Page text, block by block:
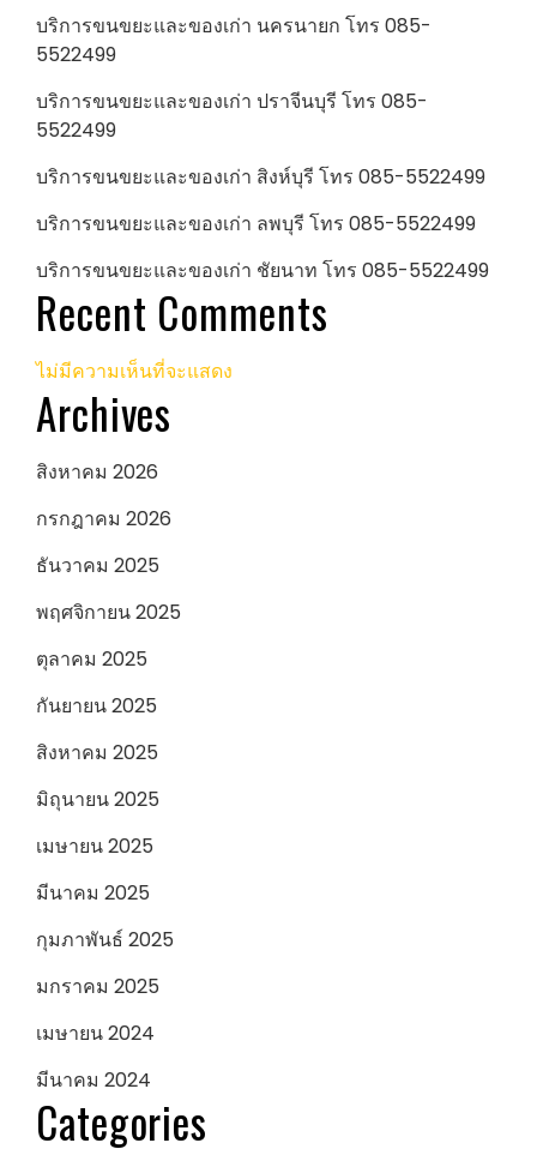
บริการขนขยะและของเก่า นครนายก โทร 085-
5522499
บริการขนขยะและของเก่า ปราจีนบุรี โทร 085-
5522499
บริการขนขยะและของเก่า สิงห์บุรี โทร 085-5522499
บริการขนขยะและของเก่า ลพบุรี โทร 085-5522499
บริการขนขยะและของเก่า ชัยนาท โทร 085-5522499
Recent Comments
ไม่มีความเห็นที่จะแสดง
Archives
สิงหาคม 2026
กรกฎาคม 2026
ธันวาคม 2025
พฤศจิกายน 2025
ตุลาคม 2025
กันยายน 2025
สิงหาคม 2025
มิถุนายน 2025
เมษายน 2025
มีนาคม 2025
กุมภาพันธ์ 2025
มกราคม 2025
เมษายน 2024
มีนาคม 2024
Categories